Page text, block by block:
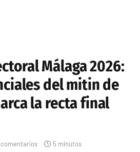
Málaga 2026:
del mitin de
la recta final
comentarios 5 minutos